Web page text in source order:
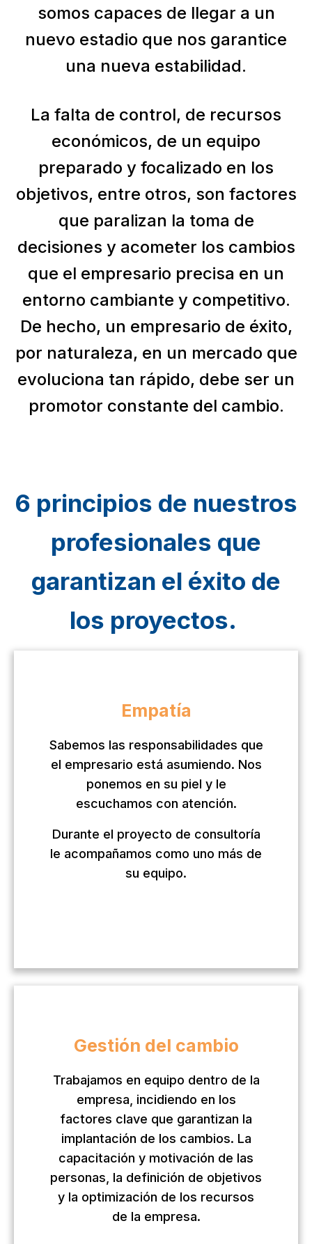
somos capaces de llegar a un
nuevo estadio que nos garantice
una nueva estabilidad.
La falta de control, de recursos
económicos, de un equipo
preparado y focalizado en los
objetivos, entre otros, son factores
que paralizan la toma de
decisiones y acometer los cambios
que el empresario precisa en un
entorno cambiante y competitivo.
De hecho, un empresario de éxito,
por naturaleza, en un mercado que
evoluciona tan rápido, debe ser un
promotor constante del cambio.
6 principios de nuestros
profesionales que
garantizan el éxito de
los proyectos.
Empatía
Sabemos las responsabilidades que
el empresario está asumiendo. Nos
ponemos en su piel y le
escuchamos con atención.
Durante el proyecto de consultoría
le acompañamos como uno más de
su equipo.
Gestión del cambio
Trabajamos en equipo dentro de la
empresa, incidiendo en los
factores clave que garantizan la
implantación de los cambios. La
capacitación y motivación de las
personas, la definición de objetivos
y la optimización de los recursos
de la empresa.